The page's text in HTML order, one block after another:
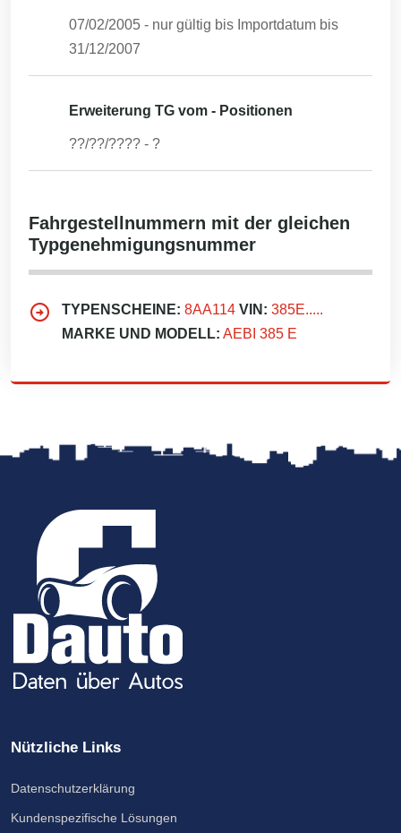
07/02/2005 - nur gültig bis Importdatum bis
31/12/2007
Erweiterung TG vom - Positionen
??/??/???? - ?
Fahrgestellnummern mit der gleichen
Typgenehmigungsnummer
TYPENSCHEINE: 8AA114 VIN: 385E.....
MARKE UND MODELL: AEBI 385 E
Nützliche Links
Datenschutzerklärung
Kundenspezifische Lösungen